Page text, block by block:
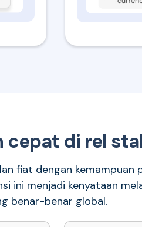
cepat di rel
fiat dengan kemampuan
ini menjadi kenyataan
benar-benar global.